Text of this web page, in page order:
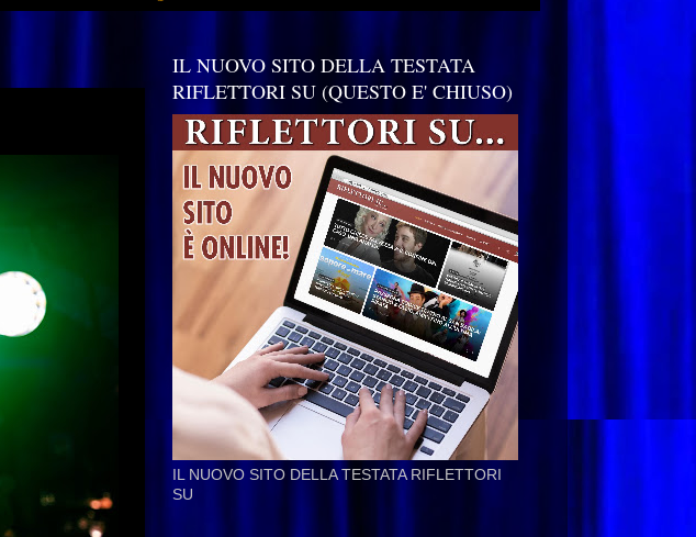
IL NUOVO SITO DELLA TESTATA
RIFLETTORI SU (QUESTO E' CHIUSO)
IL NUOVO SITO DELLA TESTATA RIFLETTORI
SU